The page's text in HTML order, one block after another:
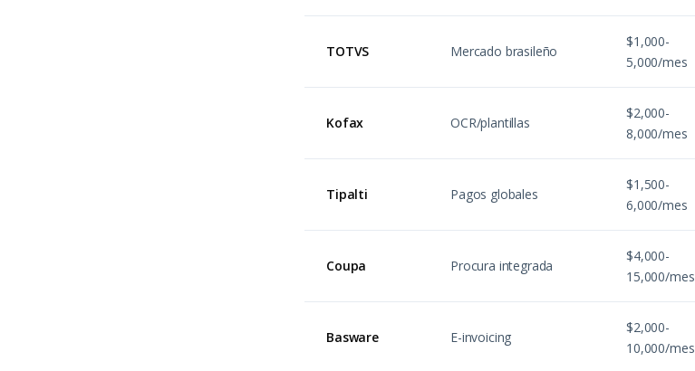
TOTVS Mercado brasileño
$1,000-
5,000/mes
Kofax OCR/plantillas
$2,000-
8,000/mes
Tipalti Pagos globales
$1,500-
6,000/mes
Coupa Procura integrada
$4,000-
15,000/mes
Basware E-invoicing
$2,000-
10,000/mes